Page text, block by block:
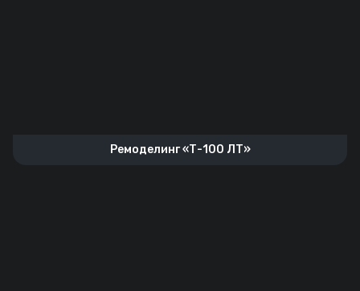
Ремоделинг «Т-100 ЛТ»